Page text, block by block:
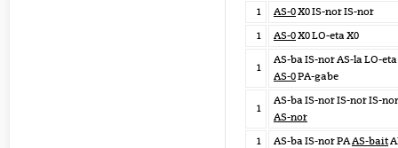
1
AS-0X0 IS-nor IS-nor
1
AS-0X0 LO-eta X0
1
AS-ba IS-nor AS-la LO-
AS-0PA-gabe
1
AS-ba IS-nor IS-nor IS-
AS-nor
1
AS-ba IS-nor PAAS-bait